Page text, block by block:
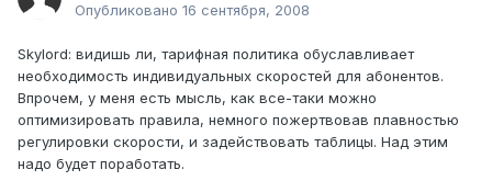
Опубликовано 16 сентября, 2008
Skylord: видишь ли, тарифная политика обуславливает
необходимость индивидуальных скоростей для абонентов.
Впрочем, у меня есть мысль, как все-таки можно
оптимизировать правила, немного пожертвовав плавностью
регулировки скорости, и задействовать таблицы. Над этим
надо будет поработать.